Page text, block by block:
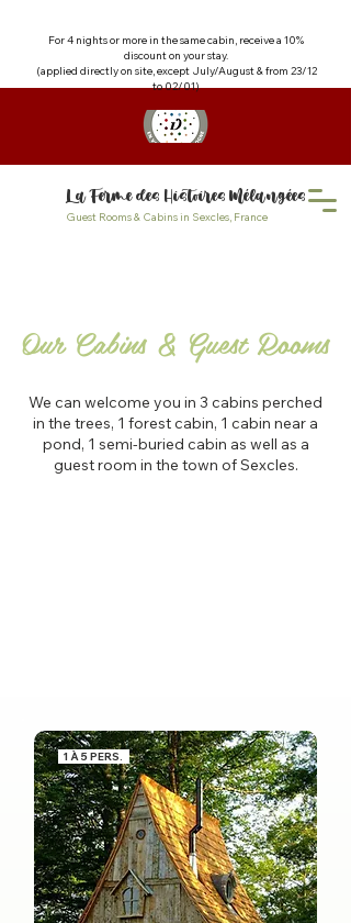
La Ferme des Histoires Mélangées
Guest Rooms & Cabins in Sexcles, France
For 4 nights or more in the same cabin, receive a 10%
discount on your stay.
(applied directly on site, except July/August & from 23/12
to 02/01)
Our Cabins & Guest Rooms
We can welcome you in 3 cabins perched
in the trees, 1 forest cabin, 1 cabin near a
pond, 1 semi-buried cabin as well as a
guest room in the town of Sexcles.
1 À 5 PERS.